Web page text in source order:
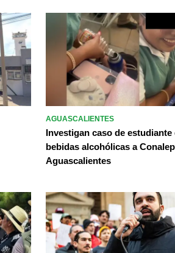
AGUASCALIENTES
Investigan caso de
bebidas alcohólicas a
Aguascalientes